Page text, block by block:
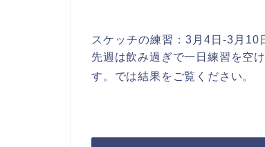
スケッチの練習：3月4日-3月10
先週は飲み過ぎで一日練習を空
す。では結果をご覧ください。